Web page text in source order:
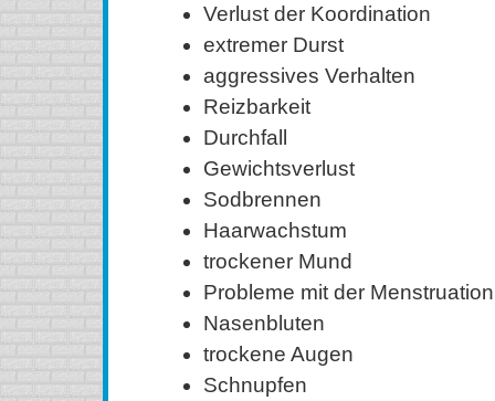
Verlust der Koordination
extremer Durst
aggressives Verhalten
Reizbarkeit
Durchfall
Gewichtsverlust
Sodbrennen
Haarwachstum
trockener Mund
Probleme mit der Menstruation
Nasenbluten
trockene Augen
Schnupfen